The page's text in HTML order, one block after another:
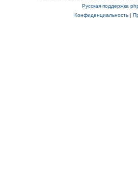
Русская поддержка
Конфиденциальность|